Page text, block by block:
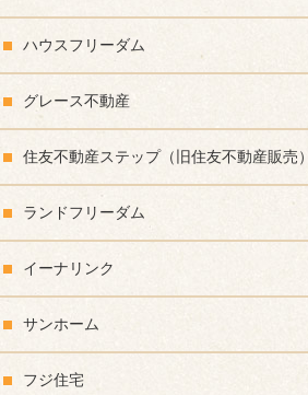
ハウスフリーダム
グレース不動産
住友不動産ステップ（旧住友不動産販売）
ランドフリーダム
イーナリンク
サンホーム
フジ住宅